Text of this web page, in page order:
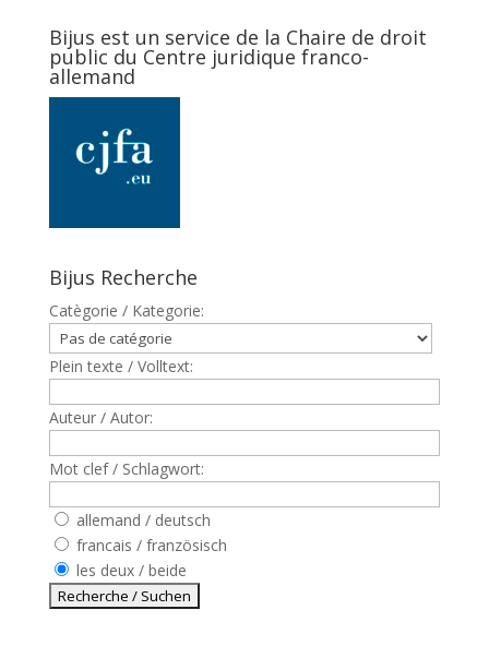
Bijus est un service de la Chaire de droit
public du Centre juridique franco-
allemand
Bijus Recherche
Catègorie / Kategorie:
Plein texte / Volltext:
Auteur / Autor:
Mot clef / Schlagwort:
allemand / deutsch
francais / französisch
les deux / beide